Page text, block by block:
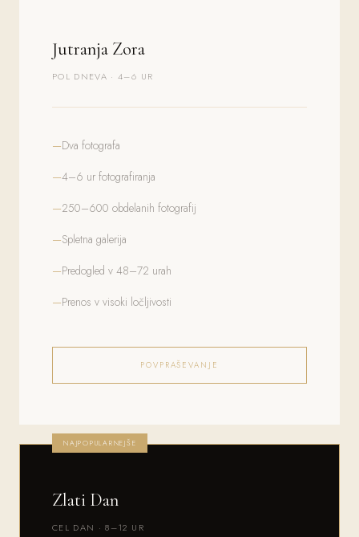
Jutranja Zora
POL DNEVA · 4–6 UR
Dva fotografa
4–6 ur fotografiranja
250–600 obdelanih fotografij
Spletna galerija
Predogled v 48–72 urah
Prenos v visoki ločljivosti
POVPRAŠEVANJE
NAJPOPULARNEJŠE
Zlati Dan
CEL DAN · 8–12 UR